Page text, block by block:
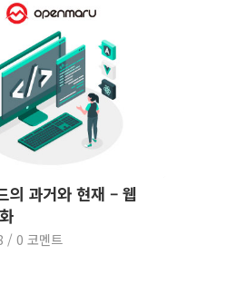
의 과거와 현재 – 웹
/ 0 코멘트